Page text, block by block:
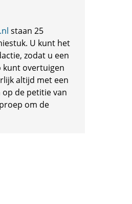
staan 25
U kunt het
zodat u een
kunt overtuigen
altijd met een
de petitie van
om de